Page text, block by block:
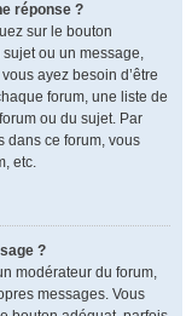
réponse ?
sur le bouton
ou un message,
ayez besoin d’être
forum, une liste de
ou du sujet. Par
dans ce forum, vous
etc.
?
modérateur du forum,
messages. Vous